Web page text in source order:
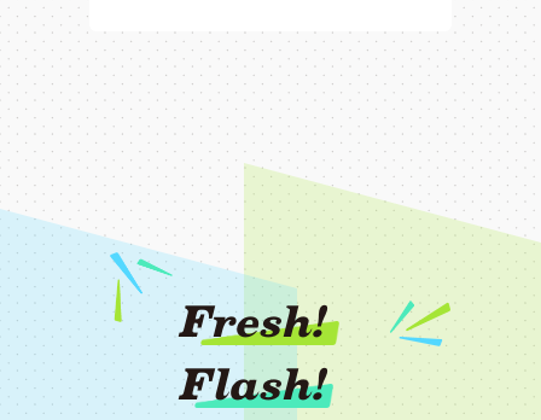
Fresh!
Flash!